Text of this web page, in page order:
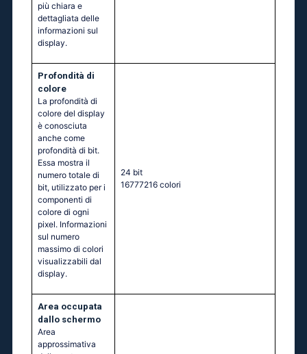
più chiara e
dettagliata delle
informazioni sul
display.
Profondità di
colore
La profondità di
colore del display
è conosciuta
anche come
profondità di bit.
Essa mostra il
numero totale di
bit, utilizzato per i
componenti di
colore di ogni
pixel. Informazioni
sul numero
massimo di colori
visualizzabili dal
display.
24 bit
16777216 colori
Area occupata
dallo schermo
Area
approssimativa